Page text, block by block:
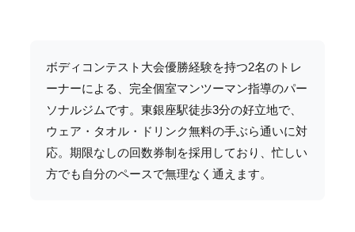
ボディコンテスト大会優勝経験を持つ2名のトレ
ーナーによる、完全個室マンツーマン指導のパー
ソナルジムです。東銀座駅徒歩3分の好立地で、
ウェア・タオル・ドリンク無料の手ぶら通いに対
応。期限なしの回数券制を採用しており、忙しい
方でも自分のペースで無理なく通えます。